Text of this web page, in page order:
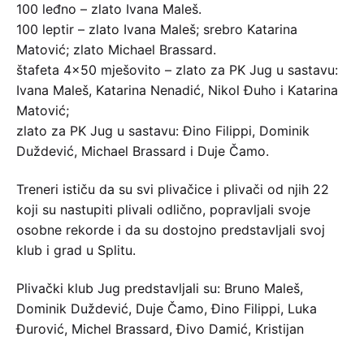
100 leđno – zlato Ivana Maleš.
100 leptir – zlato Ivana Maleš; srebro Katarina
Matović; zlato Michael Brassard.
štafeta 4×50 mješovito – zlato za PK Jug u sastavu:
Ivana Maleš, Katarina Nenadić, Nikol Đuho i Katarina
Matović;
zlato za PK Jug u sastavu: Đino Filippi, Dominik
Duždević, Michael Brassard i Duje Čamo.
Treneri ističu da su svi plivačice i plivači od njih 22
koji su nastupiti plivali odlično, popravljali svoje
osobne rekorde i da su dostojno predstavljali svoj
klub i grad u Splitu.
Plivački klub Jug predstavljali su: Bruno Maleš,
Dominik Duždević, Duje Čamo, Đino Filippi, Luka
Đurović, Michel Brassard, Đivo Damić, Kristijan